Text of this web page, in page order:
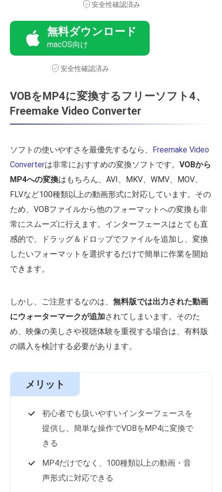
安全性確認済み
無料ダウンロード
macOS向け
安全性確認済み
VOBをMP4に変換するフリーソフト4、
Freemake Video Converter
ソフトの使いやすさを最優先するなら、 Freemake Video
Converterは非常におすすめの変換ソフトです。 VOBから
MP4への変換はもちろん、AVI、MKV、WMV、MOV、
FLVなど100種類以上の動画形式に対応しています。その
ため、VOBファイルから他のフォーマットへの変換も非
常にスムーズに行えます。インターフェースはとても直
感的で、ドラッグ＆ドロップでファイルを追加し、変換
したいフォーマットを選択するだけで簡単に作業を開始
できます。
しかし、ご注意するなのは、 無料版では出力された動画
にウォーターマークが追加されてしまいます。そのた
め、映像の美しさや視聴体験を重視する場合は、有料版
の購入を検討する必要があります。
メリット
初心者でも扱いやすいインターフェースを
提供し、簡単な操作でVOBをMP4に変換で
きる
MP4だけでなく、100種類以上の動画・音
声形式に対応できる